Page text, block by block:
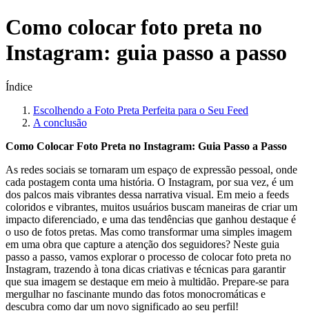
Como colocar foto preta no
Instagram: guia passo a passo
Índice
Escolhendo a ⁣Foto Preta ⁢Perfeita ‍para o Seu Feed
A conclusão
Como Colocar Foto ⁢Preta no Instagram: Guia Passo a Passo
As redes sociais se tornaram um espaço​ de expressão ​pessoal, onde
cada ‍postagem conta uma história. O Instagram, por sua ​vez, é um
dos palcos ⁣mais vibrantes dessa narrativa visual. Em meio a feeds
coloridos e vibrantes, muitos usuários buscam maneiras de criar um
impacto diferenciado,​ e uma das tendências que ganhou destaque é
o uso de fotos ⁣pretas. Mas como transformar uma simples imagem
em uma obra que capture a atenção dos seguidores? Neste guia
passo a passo, vamos explorar o processo de colocar foto preta no
⁤Instagram, trazendo à tona dicas criativas e‌ técnicas para garantir
que sua imagem se destaque em meio ‍à multidão. Prepare-se para
mergulhar no fascinante mundo‌ das fotos monocromáticas e
descubra como dar um​ novo significado ao seu perfil!